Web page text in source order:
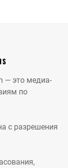
— это медиа-
по
с разрешения